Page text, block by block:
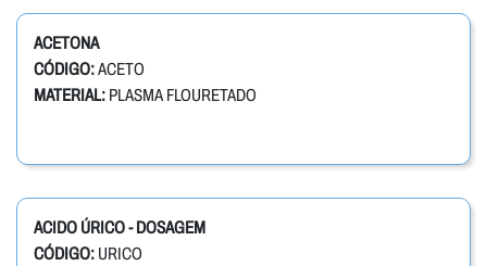
ACETONA
CÓDIGO:ACETO
MATERIAL: PLASMA FLOURETADO
ACIDO ÚRICO - DOSAGEM
CÓDIGO: URICO